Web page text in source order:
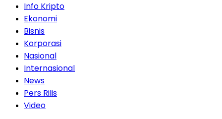
Info Kripto
Ekonomi
Bisnis
Korporasi
Nasional
Internasional
News
Pers Rilis
Video